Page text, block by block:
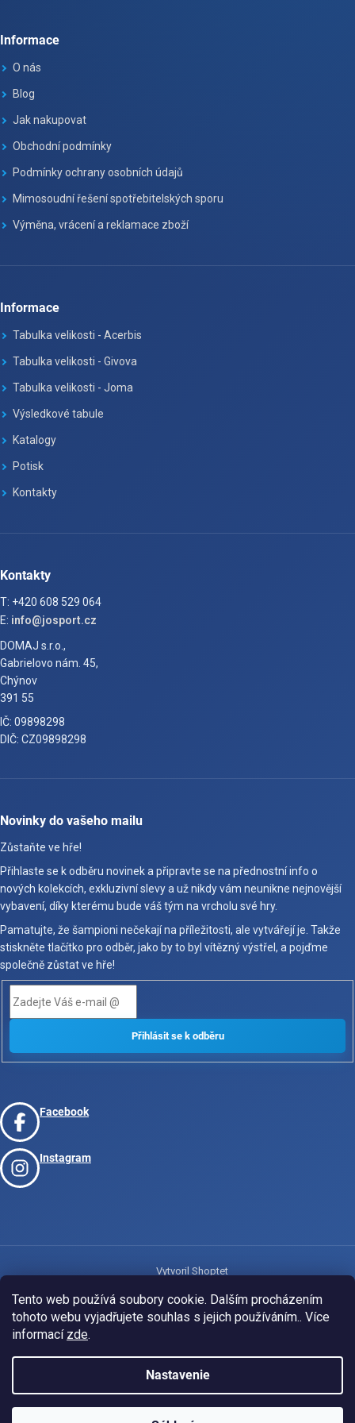
Tento web používá soubory cookie. Dalším procházením
tohoto webu vyjadřujete souhlas s jejich používáním.. Více
informací zde.
Nastavenie
Informace
O nás
Blog
Jak nakupovat
Obchodní podmínky
Podmínky ochrany osobních údajů
Mimosoudní řešení spotřebitelských sporu
Výměna, vrácení a reklamace zboží
Informace
Tabulka velikosti - Acerbis
Tabulka velikosti - Givova
Tabulka velikosti - Joma
Výsledkové tabule
Katalogy
Potisk
Kontakty
Kontakty
T: +420 608 529 064
E: info@josport.cz
DOMAJ s.r.o.,
Gabrielovo nám. 45,
Chýnov
391 55
IČ: 09898298
DIČ: CZ09898298
Novinky do vašeho mailu
Zůstaňte ve hře!
Přihlaste se k odběru novinek a připravte se na přednostní info o
nových kolekcích, exkluzivní slevy a už nikdy vám neunikne nejnovější
vybavení, díky kterému bude váš tým na vrcholu své hry.
Pamatujte, že šampioni nečekají na příležitosti, ale vytvářejí je. Takže
stiskněte tlačítko pro odběr, jako by to byl vítězný výstřel, a pojďme
společně zůstat ve hře!
Facebook
Instagram
Vytvoril Shoptet
Copyright 2026www.josport.cz . Všetky práva vyhradené.